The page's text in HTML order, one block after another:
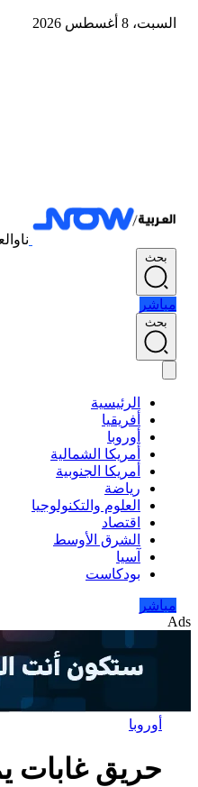
السبت، 8 أغسطس 2026
بحث
مباشر
بحث
الرئيسية
أفريقيا
أوروبا
أمريكا الشمالية
أمريكا الجنوبية
رياضة
العلوم والتكنولوجيا
اقتصاد
الشرق الأوسط
آسيا
بودكاست
مباشر
Ads
أوروبا
حريق غابات